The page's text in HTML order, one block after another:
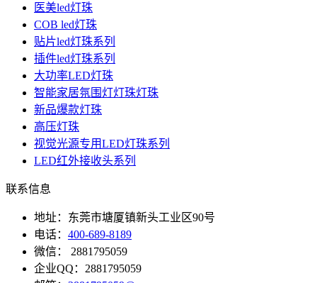
医美led灯珠
COB led灯珠
贴片led灯珠系列
插件led灯珠系列
大功率LED灯珠
智能家居氛围灯灯珠灯珠
新品爆款灯珠
高压灯珠
视觉光源专用LED灯珠系列
LED红外接收头系列
联系信息
地址：东莞市塘厦镇新头工业区90号
电话： 400-689-8189
微信： 2881795059
企业QQ：2881795059